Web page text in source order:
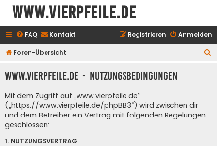
www.vierpfeile.de
FAQ Kontakt Anmelden
Registrieren
Foren-Übersicht
h
www.vierpfeile.de - Nutzungsbedingungen
Mit dem Zugriff auf „www.vierpfeile.de“
(„https://www.vierpfeile.de/phpBB3“) wird zwischen dir
und dem Betreiber ein Vertrag mit folgenden Regelungen
geschlossen:
1. NUTZUNGSVERTRAG